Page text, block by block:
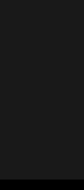
ventana)
ventana)